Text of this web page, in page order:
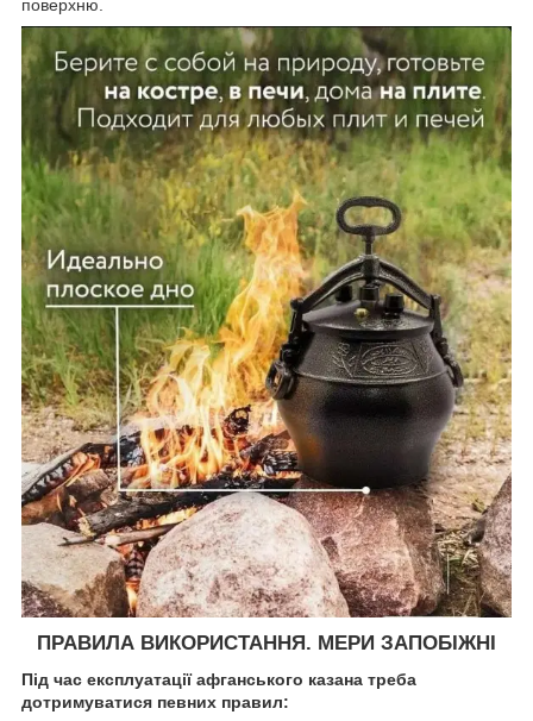
поверхню.
ПРАВИЛА ВИКОРИСТАННЯ. МЕРИ ЗАПОБІЖНІ
Під час експлуатації афганського казана треба
дотримуватися певних правил: